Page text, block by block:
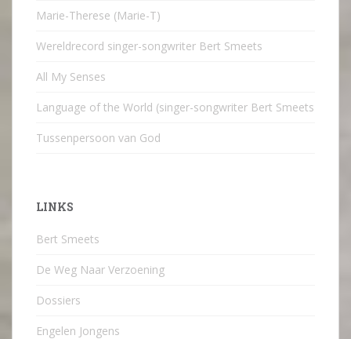
Marie-Therese (Marie-T)
Wereldrecord singer-songwriter Bert Smeets
All My Senses
Language of the World (singer-songwriter Bert Smeets
Tussenpersoon van God
LINKS
Bert Smeets
De Weg Naar Verzoening
Dossiers
Engelen Jongens